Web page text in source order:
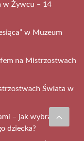
w Żywcu – 14
w Muzeum
na Mistrzostwach
Świata w
– jak wybrać
dziecka?